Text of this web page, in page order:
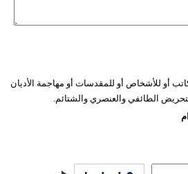
أو للأشخاص أو للمقدسات أو مهاجمة الأديان
الطائفي والعنصري والشتائم.